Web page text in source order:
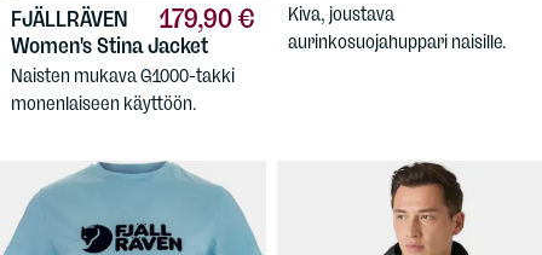
179,90 €
FJÄLLRÄVEN
Women's Stina Jacket
Naisten mukava G1000-takki
monenlaiseen käyttöön.
Kiva, joustava
aurinkosuojahuppari naisille.